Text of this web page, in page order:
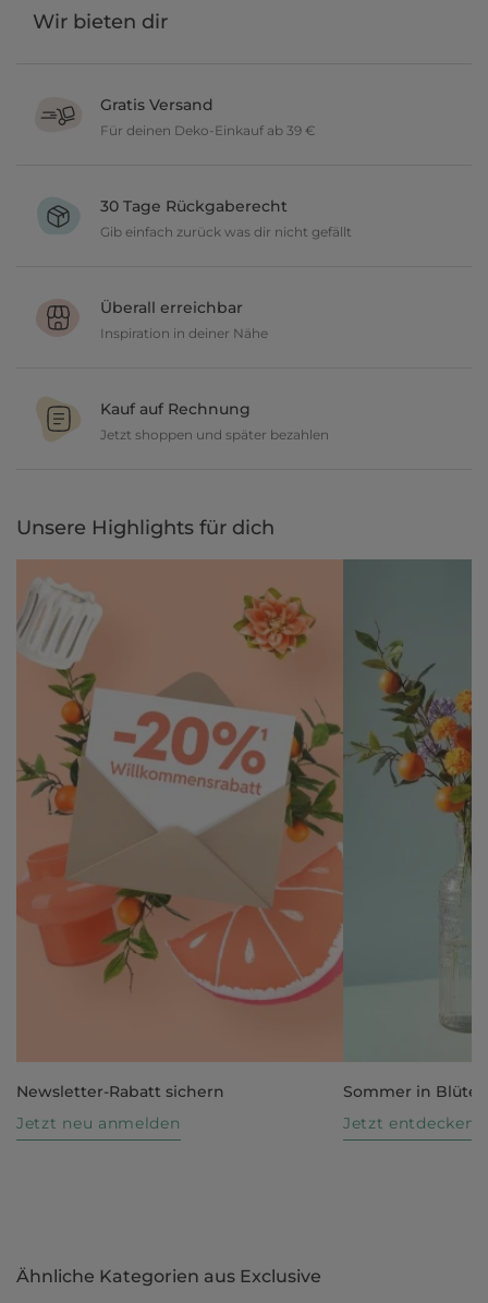
Wir bieten dir
Gratis Versand
Für deinen Deko-Einkauf ab 39 €
30 Tage Rückgaberecht
Gib einfach zurück was dir nicht gefällt
Überall erreichbar
Inspiration in deiner Nähe
und lasse dich inspirieren.
Kauf auf Rechnung
Jetzt shoppen und später bezahlen
Unsere Highlights für dich
Newsletter-Rabatt sichern
Jetzt neu anmelden
Sommer in Blüte
Jetzt entdecken
Ähnliche Kategorien aus Exclusive